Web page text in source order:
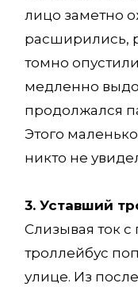
лицо заметно
расширились,
томно
медленно
продолжался
Этого
никто не
3. Уставший
Слизывая ток
троллейбус
улице. Из